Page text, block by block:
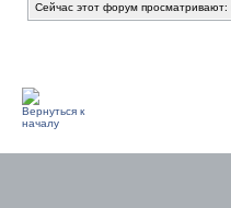
Сейчас этот форум просматривают: